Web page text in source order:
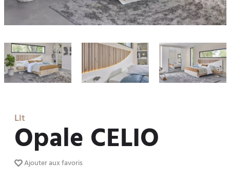
Lit
Opale CELIO
Ajouter aux favoris